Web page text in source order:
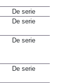
De serie
De serie
De serie
De serie